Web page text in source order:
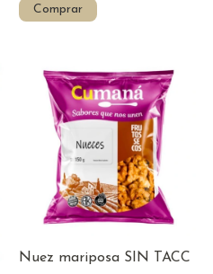
Comprar
Nuez mariposa SIN TACC